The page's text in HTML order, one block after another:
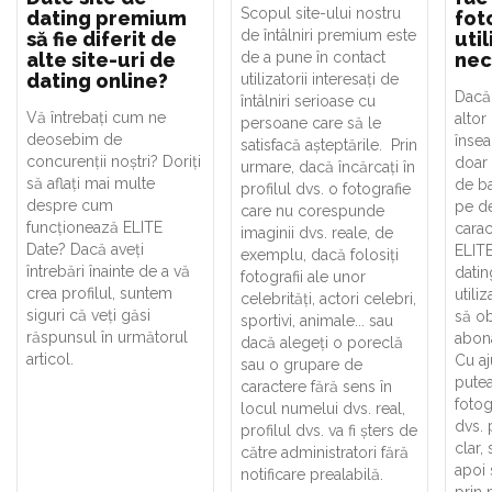
dating premium
să fie diferit de
alte site-uri de
dating online?
Vă întrebați cum ne
deosebim de
concurenții noștri? Doriți
să aflați mai multe
despre cum
funcționează ELITE
Date? Dacă aveți
întrebări înainte de a vă
crea profilul, suntem
siguri că veți găsi
răspunsul în următorul
articol.
Scopul site-ului nostru
de întâlniri premium este
de a pune în contact
utilizatorii interesați de
întâlniri serioase cu
persoane care să le
satisfacă așteptările. Prin
urmare, dacă încărcați în
profilul dvs. o fotografie
care nu corespunde
imaginii dvs. reale, de
exemplu, dacă folosiți
fotografii ale unor
celebrități, actori celebri,
sportivi, animale... sau
dacă alegeți o poreclă
sau o grupare de
caractere fără sens în
locul numelui dvs. real,
profilul dvs. va fi șters de
către administratori fără
notificare prealabilă.
altor
doar
de
pe
să
Cu
dvs.
clar,
apoi